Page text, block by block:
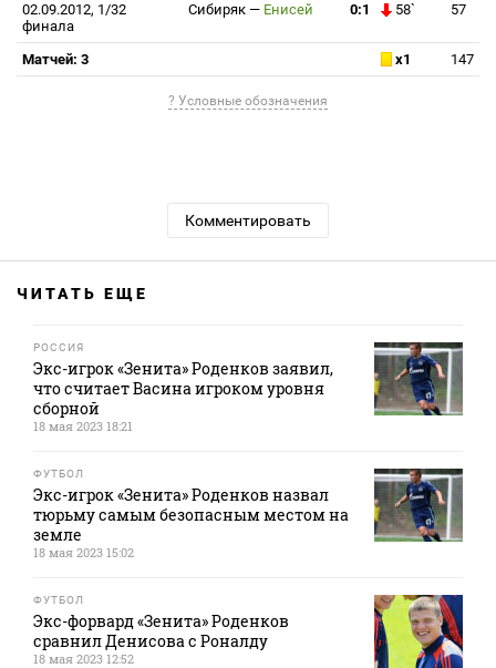
02.09.2012, 1/32
финала
Сибиряк — Енисей 0:1 58` 57
Матчей: 3 x1 147
? Условные обозначения
Комментировать
ЧИТАТЬ ЕЩЕ
РОССИЯ
Экс-игрок «Зенита» Роденков заявил,
что считает Васина игроком уровня
сборной
18 мая 2023 18:21
ФУТБОЛ
Экс-игрок «Зенита» Роденков назвал
тюрьму самым безопасным местом на
земле
18 мая 2023 15:02
ФУТБОЛ
Экс-форвард «Зенита» Роденков
сравнил Денисова с Роналду
18 мая 2023 12:52